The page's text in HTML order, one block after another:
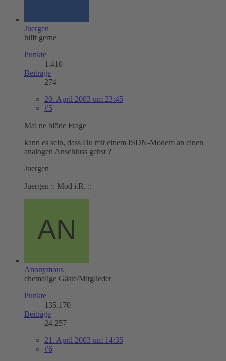
Juergen
hilft gerne
Punkte
1.410
Beiträge
274
20. April 2003 um 23:45
#5
Mal ne blöde Frage
kann es sein, dass Du mit einem ISDN-Modem an einen
analogen Anschluss gehst ?
Juergen
Juergen :: Mod i.R. ::
Anonymous
ehemalige Gäste/Mitglieder
Punkte
135.170
Beiträge
24.257
21. April 2003 um 14:35
#6